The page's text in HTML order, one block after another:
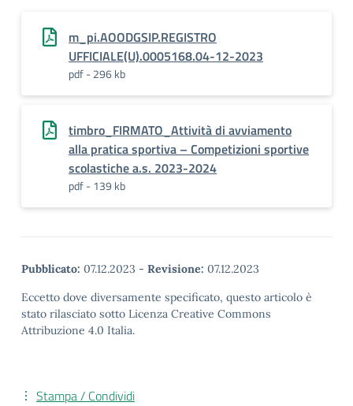
m_pi.AOODGSIP.REGISTRO
UFFICIALE(U).0005168.04-12-2023
pdf - 296 kb
timbro_FIRMATO_Attività di avviamento
alla pratica sportiva – Competizioni sportive
scolastiche a.s. 2023-2024
pdf - 139 kb
Pubblicato: 07.12.2023 - Revisione: 07.12.2023
Eccetto dove diversamente specificato, questo articolo è
stato rilasciato sotto Licenza Creative Commons
Attribuzione 4.0 Italia.
Stampa / Condividi